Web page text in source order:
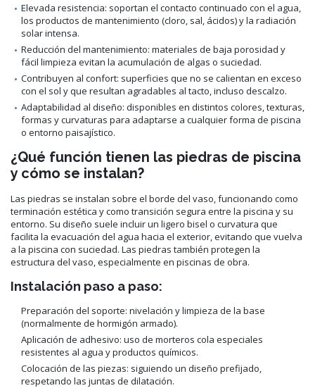
Elevada resistencia: soportan el contacto continuado con el agua,
los productos de mantenimiento (cloro, sal, ácidos) y la radiación
solar intensa.
Reducción del mantenimiento: materiales de baja porosidad y
fácil limpieza evitan la acumulación de algas o suciedad.
Contribuyen al confort: superficies que no se calientan en exceso
con el sol y que resultan agradables al tacto, incluso descalzo.
Adaptabilidad al diseño: disponibles en distintos colores, texturas,
formas y curvaturas para adaptarse a cualquier forma de piscina
o entorno paisajístico.
¿Qué función tienen las piedras de piscina
y cómo se instalan?
Las piedras se instalan sobre el borde del vaso, funcionando como
terminación estética y como transición segura entre la piscina y su
entorno. Su diseño suele incluir un ligero bisel o curvatura que
facilita la evacuación del agua hacia el exterior, evitando que vuelva
a la piscina con suciedad. Las piedras también protegen la
estructura del vaso, especialmente en piscinas de obra.
Instalación paso a paso:
Preparación del soporte: nivelación y limpieza de la base
(normalmente de hormigón armado).
Aplicación de adhesivo: uso de morteros cola especiales
resistentes al agua y productos químicos.
Colocación de las piezas: siguiendo un diseño prefijado,
respetando las juntas de dilatación.